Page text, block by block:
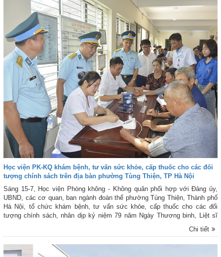
tướng Ngô Vĩnh Phúc - Hiệu trưởng Trường Sĩ quan Không quân; đại biểu
thủ trưởng Trung đoàn 910 và Trung đoàn 940; đại biểu cấp ủy, chính
quyền địa phương cùng đông đảo bà con nhân dân trên địa bàn.
Học viện PK-KQ khám bệnh, tư vấn sức khỏe, cấp thuốc cho các đối
tượng chính sách trên địa bàn phường Tùng Thiện, TP Hà Nội
Sáng 15-7, Học viện Phòng không - Không quân phối hợp với Đảng ủy,
UBND, các cơ quan, ban ngành đoàn thể phường Tùng Thiện, Thành phố
Hà Nội, tổ chức khám bệnh, tư vấn sức khỏe, cấp thuốc cho các đối
tượng chính sách, nhân dịp kỷ niệm 79 năm Ngày Thương binh, Liệt sĩ
Hoàng - Phó Chính ủy Học viện PK-KQ; đồng chí Nguyễn Hải Anh - Phó
Chi tiết